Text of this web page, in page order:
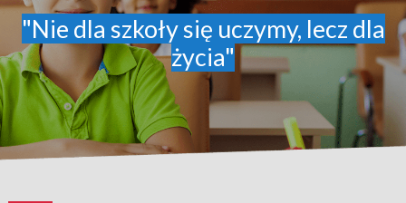
"Nie dla szkoły się uczymy, lecz dla
życia"